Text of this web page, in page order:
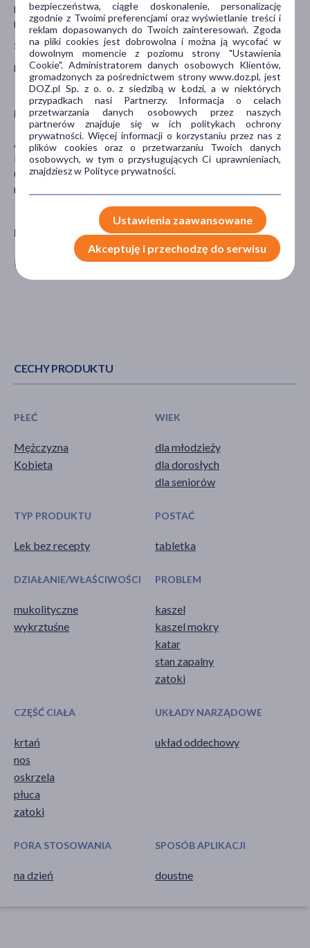
Podmiot odpowiedzialny
Angelini Pharma Polska Sp. z o.o.
Podleśna 83
05-552 Łazy
rebecca.ethridge@angelnipharma.com
Producent
MEDAGRO INTERN.
Nie należy stosować leku Erdomed w czasie ciąży oraz karmienia
piersią.
Stosowanie leku u dzieci i młodzieży
Nie stosować leku u dzieci w wieku poniżej 12 lat.
CECHY PRODUKTU
PŁEĆ
Mężczyzna
Kobieta
WIEK
dla młodzieży
dla dorosłych
dla seniorów
TYP PRODUKTU
Lek bez recepty
POSTAĆ
tabletka
DZIAŁANIE/WŁAŚCIWOŚCI
mukolityczne
wykrztuśne
PROBLEM
kaszel
kaszel mokry
katar
stan zapalny
zatoki
CZĘŚĆ CIAŁA
krtań
nos
oskrzela
płuca
zatoki
UKŁADY NARZĄDOWE
układ oddechowy
PORA STOSOWANIA
na dzień
SPOSÓB APLIKACJI
doustne
bezpieczeństwa, ciągłe doskonalenie, personalizację
zgodnie z Twoimi preferencjami oraz wyświetlanie treści i
reklam dopasowanych do Twoich zainteresowań. Zgoda
na pliki cookies jest dobrowolna i można ją wycofać w
dowolnym momencie z poziomu strony "Ustawienia
Cookie". Administratorem danych osobowych Klientów,
gromadzonych za pośrednictwem strony www.doz.pl, jest
DOZ.pl Sp. z o. o. z siedzibą w Łodzi, a w niektórych
przypadkach nasi Partnerzy. Informacja o celach
przetwarzania danych osobowych przez naszych
partnerów znajduje się w ich politykach ochrony
prywatności. Więcej informacji o korzystaniu przez nas z
plików cookies oraz o przetwarzaniu Twoich danych
osobowych, w tym o przysługujących Ci uprawnieniach,
znajdziesz w Polityce prywatności.
Ustawienia zaawansowane
Akceptuję i przechodzę do serwisu